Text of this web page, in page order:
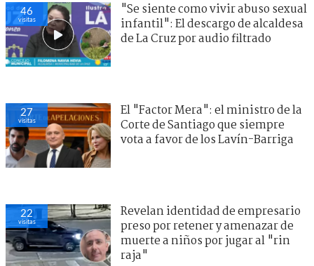
46
visitas
"Se siente como vivir abuso sexual
infantil": El descargo de alcaldesa
de La Cruz por audio filtrado
27
visitas
El "Factor Mera": el ministro de la
Corte de Santiago que siempre
vota a favor de los Lavín-Barriga
22
visitas
Revelan identidad de empresario
preso por retener y amenazar de
muerte a niños por jugar al "rin
raja"